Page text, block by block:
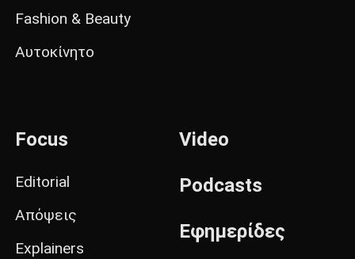
Fashion & Beauty
Αυτοκίνητο
Focus
Editorial
Απόψεις
Explainers
Video
Podcasts
Εφημερίδες